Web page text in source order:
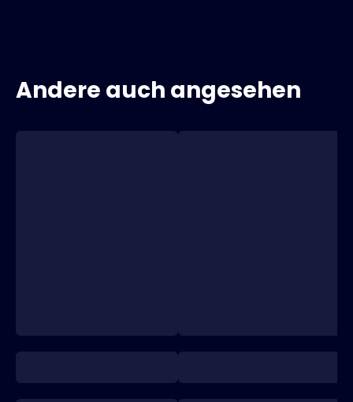
Andere auch angesehen